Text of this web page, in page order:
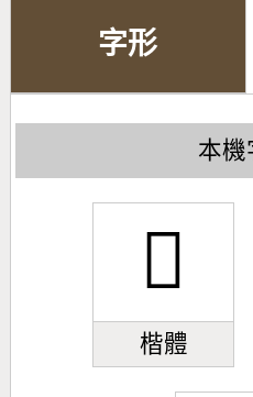
字形
本機
𣁇
楷體